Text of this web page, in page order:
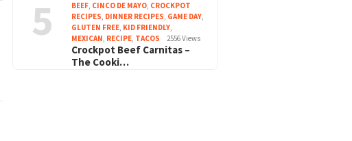
5 BEEF, CINCO DE MAYO, CROCKPOT
RECIPES, DINNER RECIPES, GAME DAY,
GLUTEN FREE, KID FRIENDLY,
MEXICAN, RECIPE, TACOS 2556 Views
Crockpot Beef Carnitas –
The Cooki…